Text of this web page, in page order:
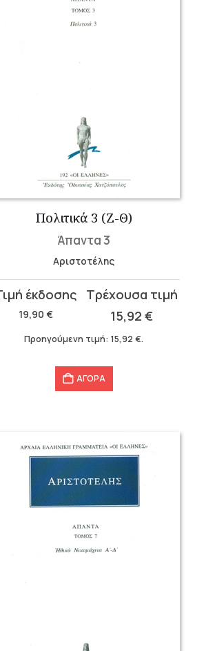
Πολιτικά 3 (Ζ-Θ)
Άπαντα 3
Αριστοτέλης
19,90 € 15,92€
Προηγούμενη τιμή: 15,92 €.
ΑΓΟΡΑ